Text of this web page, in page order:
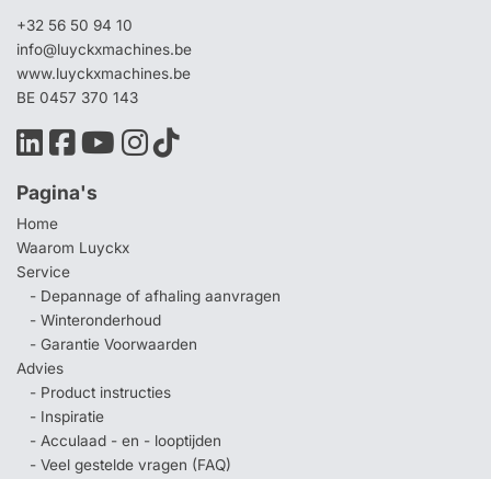
+32 56 50 94 10
info@luyckxmachines.be
www.luyckxmachines.be
BE 0457 370 143
Pagina's
Home
Waarom Luyckx
Service
- Depannage of afhaling aanvragen
- Winteronderhoud
- Garantie Voorwaarden
Advies
- Product instructies
- Inspiratie
- Acculaad - en - looptijden
- Veel gestelde vragen (FAQ)